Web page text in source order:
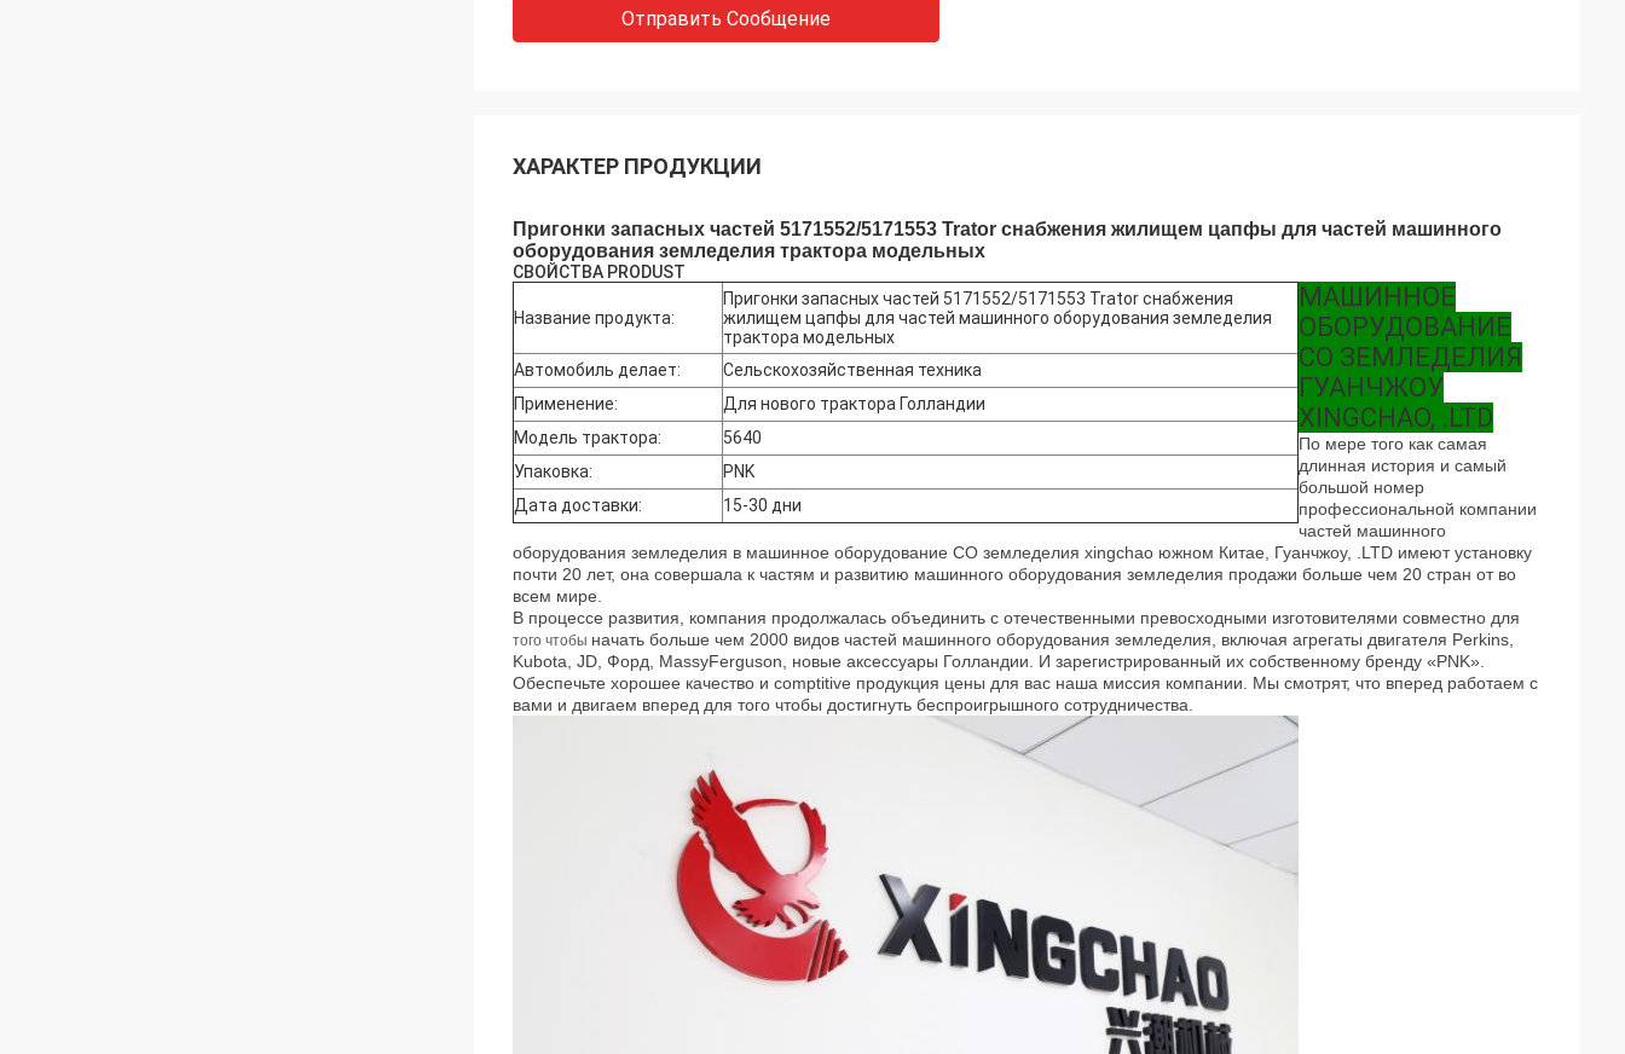
Отправить Сообщение
ХАРАКТЕР ПРОДУКЦИИ
Пригонки запасных частей 5171552/5171553 Trator снабжения жилищем цапфы для частей машинного
оборудования земледелия трактора модельных
СВОЙСТВА PRODUST
Название продукта:
Пригонки запасных частей 5171552/5171553 Trator снабжения
жилищем цапфы для частей машинного оборудования земледелия
трактора модельных
Автомобиль делает:
Сельскохозяйственная техника
Применение:
Для нового трактора Голландии
Модель трактора:
5640
Упаковка:
PNK
Дата доставки:
15-30 дни
МАШИННОЕ
ОБОРУДОВАНИЕ
CO ЗЕМЛЕДЕЛИЯ
ГУАНЧЖОУ
XINGCHAO, .LTD
По мере того как самая
длинная история и самый
большой номер
профессиональной компании
частей машинного
оборудования земледелия в машинное оборудование CO земледелия xingchao южном Китае, Гуанчжоу, .LTD имеют установку
почти 20 лет, она совершала к частям и развитию машинного оборудования земледелия продажи больше чем 20 стран от во
всем мире.
В процессе развития, компания продолжалась объединить с отечественными превосходными изготовителями совместно для
того чтобы начать больше чем 2000 видов частей машинного оборудования земледелия, включая агрегаты двигателя Perkins,
Kubota, JD, Форд, MassyFerguson, новые аксессуары Голландии. И зарегистрированный их собственному бренду «PNK».
Обеспечьте хорошее качество и comptitive продукция цены для вас наша миссия компании . Мы смотрят, что вперед работаем с
вами и двигаем вперед для того чтобы достигнуть беспроигрышного сотрудничества.